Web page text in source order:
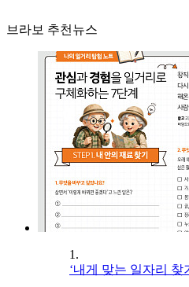
브라보 추천뉴스
1.
‘내게 맞는 일자리 찾